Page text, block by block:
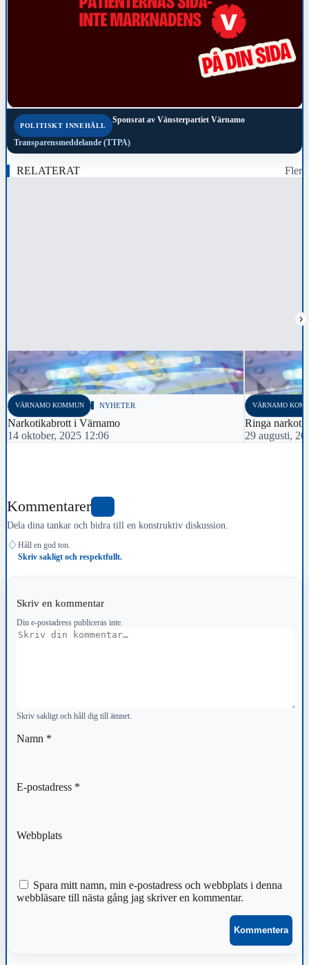
POLITISKT INNEHÅLL
Sponsrat av Vänsterpartiet Värnamo
Transparensmeddelande (TTPA)
RELATERAT Fler
›
VÄRNAMO KOMMUN NYHETER
Narkotikabrott i Värnamo
14 oktober, 2025 12:06
VÄRNAMO
Ringa
29 augusti,
Kommentarer
Dela dina tankar och bidra till en konstruktiv diskussion.
♢ Håll en god ton.
Skriv sakligt och respektfullt.
Skriv en kommentar
Din e-postadress publiceras inte.
Kommentar
Skriv sakligt och håll dig till ämnet.
Namn *
E-postadress *
Webbplats
Spara mitt namn, min e-postadress och webbplats i denna
webbläsare till nästa gång jag skriver en kommentar.